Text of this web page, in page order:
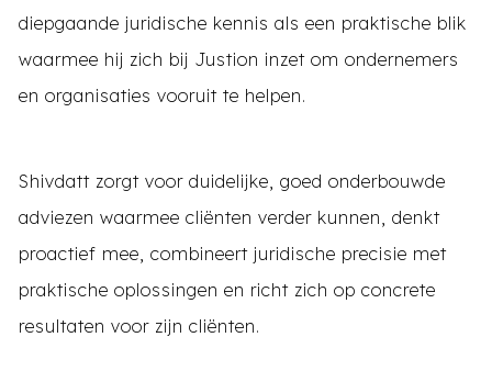
diepgaande juridische kennis als een praktische blik
waarmee hij zich bij Justion inzet om ondernemers
en organisaties vooruit te helpen.
Shivdatt zorgt voor duidelijke, goed onderbouwde
adviezen waarmee cliënten verder kunnen, denkt
proactief mee, combineert juridische precisie met
praktische oplossingen en richt zich op concrete
resultaten voor zijn cliënten.